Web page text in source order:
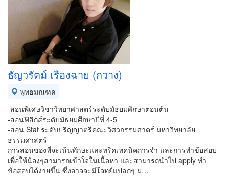
ธัญวรัตม์ เรืองฉาย (กวาง)
พุทธมณฑล
-สอนพิเศษวิชาวิทยาศาสตร์ระดับมัธยมศึกษาตอนต้น
-สอนฟิสิกส์ระดับมัธยมศึกษาปีที่ 4-5
-สอน Stat ระดับปริญญาตรีคณะวิศวกรรมศาตร์ มหาวิทยาลัย
ธรรมศาสตร์
การสอนของพี่จะเน้นทักษะและทริคเทคนิคการจำ และการทำข้อสอบ
เพื่อให้น้องๆสามารถเข้าใจในเนื้อหา และสามารถนำไป apply ทำ
ข้อสอบได้ง่ายขึ้น ซึ่งอาจจะมีโจทย์แปลกๆ ม…